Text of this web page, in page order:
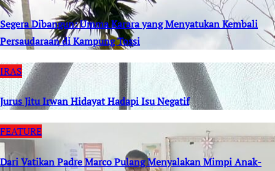
Segera Dibangun: Umma Karara yang Menyatukan Kembali
Persaudaraan di Kampung Tossi
IRAS
Jurus Jitu Irwan Hidayat Hadapi Isu Negatif
FEATURE
Dari Vatikan Padre Marco Pulang Menyalakan Mimpi Anak-